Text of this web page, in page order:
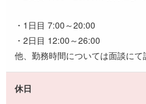
・1日目 7:00～20:00
・2日目 12:00～26:00
他、勤務時間については面談にて
休日